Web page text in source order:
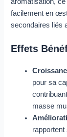
facilement en
secondaires liés
Effets
pour sa
masse
rapportent